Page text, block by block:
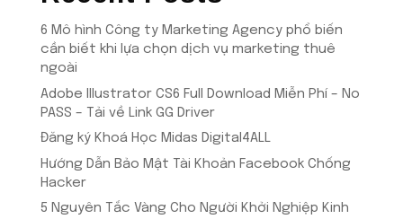
6 Mô hình Công ty Marketing Agency phổ biến
cần biết khi lựa chọn dịch vụ marketing thuê
ngoài
Adobe Illustrator CS6 Full Download Miễn Phí – No
PASS – Tải về Link GG Driver
Đăng ký Khoá Học Midas Digital4ALL
Hướng Dẫn Bảo Mật Tài Khoản Facebook Chống
Hacker
5 Nguyên Tắc Vàng Cho Người Khởi Nghiệp Kinh